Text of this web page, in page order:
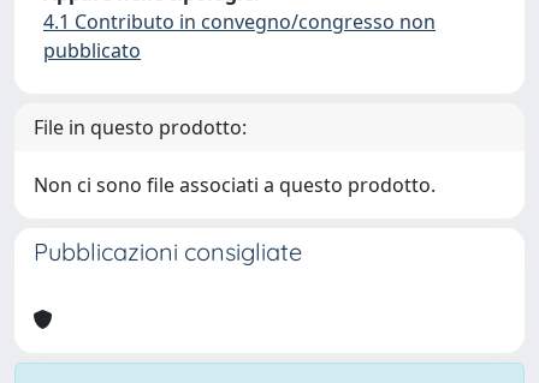
4.1 Contributo in convegno/congresso non
pubblicato
File in questo prodotto:
Non ci sono file associati a questo prodotto.
Pubblicazioni consigliate